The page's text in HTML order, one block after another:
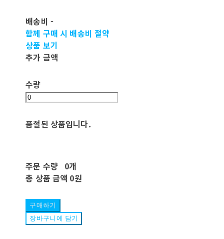
배송비 -
함께 구매 시 배송비 절약
상품 보기
추가 금액
수량
품절된 상품입니다.
주문 수량 0개
총 상품 금액 0원
구매하기
장바구니에 담기